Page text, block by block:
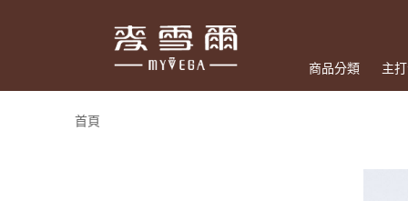
商品分類 主
首頁